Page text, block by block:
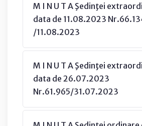
M I N U T A Şedinţei
data de 11.08.2023
/11.08.2023
M I N U T A Şedinţei
data de 26.07.2023
Nr.61.965/31.07.2023